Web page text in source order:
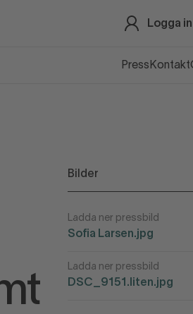
Logga in
Press Kontakt
Bilder
Ladda ner pressbild
Sofia Larsen.jpg
Ladda ner pressbild
DSC_9151.liten.jpg